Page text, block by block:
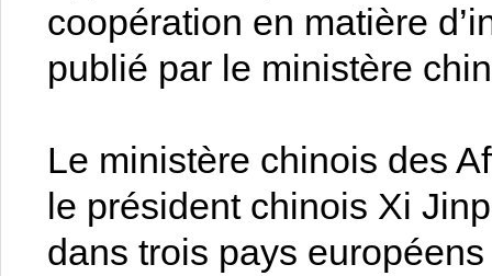
coopération en matière
publié par le ministère
Le ministère chinois des
le président chinois Xi
dans trois pays